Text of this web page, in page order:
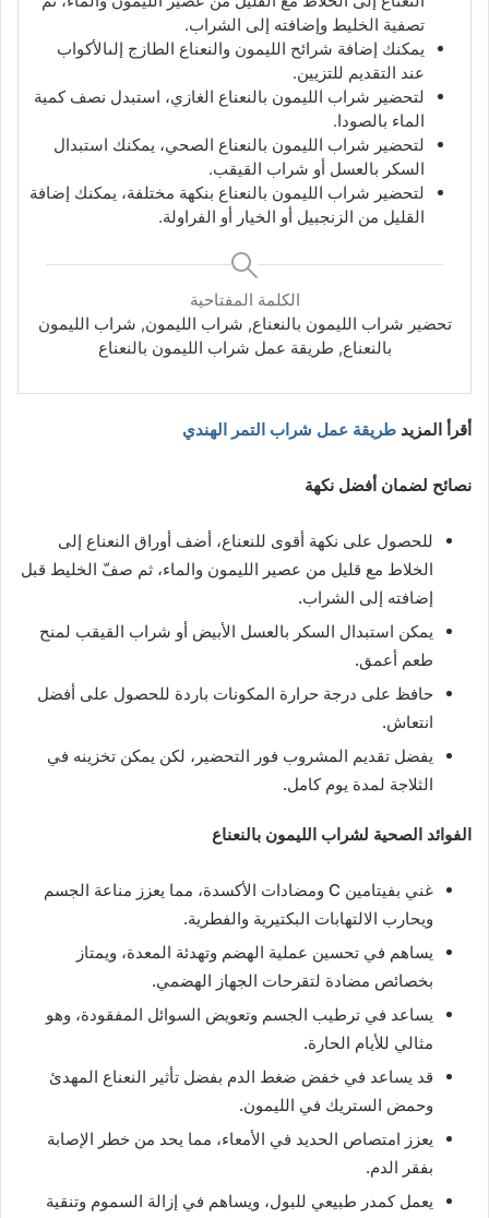
تصفية الخليط وإضافته إلى الشراب.
يمكنك إضافة شرائح الليمون والنعناع الطازج إلىالأكواب
عند التقديم للتزيين.
لتحضير شراب الليمون بالنعناع الغازي، استبدل نصف كمية
الماء بالصودا.
لتحضير شراب الليمون بالنعناع الصحي، يمكنك استبدال
السكر بالعسل أو شراب القيقب.
لتحضير شراب الليمون بالنعناع بنكهة مختلفة، يمكنك إضافة
القليل من الزنجبيل أو الخيار أو الفراولة.
الكلمة المفتاحية
تحضير شراب الليمون بالنعناع, شراب الليمون, شراب الليمون
بالنعناع, طريقة عمل شراب الليمون بالنعناع
أقرأ المزيد طريقة عمل شراب التمر الهندي
نصائح لضمان أفضل نكهة
للحصول على نكهة أقوى للنعناع، أضف أوراق النعناع إلى
الخلاط مع قليل من عصير الليمون والماء، ثم صفّ الخليط قبل
إضافته إلى الشراب.
يمكن استبدال السكر بالعسل الأبيض أو شراب القيقب لمنح
طعم أعمق.
حافظ على درجة حرارة المكونات باردة للحصول على أفضل
انتعاش.
يفضل تقديم المشروب فور التحضير، لكن يمكن تخزينه في
الثلاجة لمدة يوم كامل.
الفوائد الصحية لشراب الليمون بالنعناع
غني بفيتامين C ومضادات الأكسدة، مما يعزز مناعة الجسم
ويحارب الالتهابات البكتيرية والفطرية.
يساهم في تحسين عملية الهضم وتهدئة المعدة، ويمتاز
بخصائص مضادة لتقرحات الجهاز الهضمي.
يساعد في ترطيب الجسم وتعويض السوائل المفقودة، وهو
مثالي للأيام الحارة.
قد يساعد في خفض ضغط الدم بفضل تأثير النعناع المهدئ
وحمض الستريك في الليمون.
يعزز امتصاص الحديد في الأمعاء، مما يحد من خطر الإصابة
بفقر الدم.
يعمل كمدر طبيعي للبول، ويساهم في إزالة السموم وتنقية